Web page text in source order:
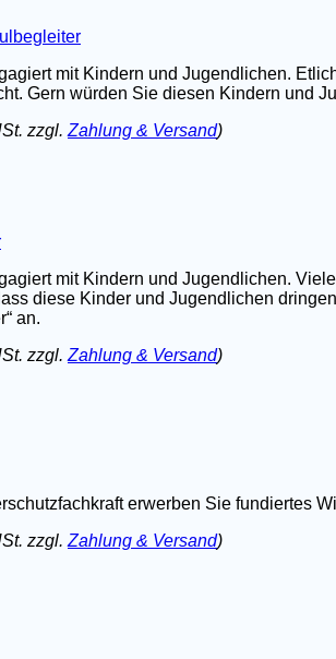
mit Kindern und Jugendlichen.
Gern würden Sie diesen Kindern und
zzgl. Zahlung & Versand)
mit Kindern und Jugendlichen.
diese Kinder und Jugendlichen
an.
zzgl. Zahlung & Versand)
erwerben Sie fundiertes
zzgl. Zahlung & Versand)